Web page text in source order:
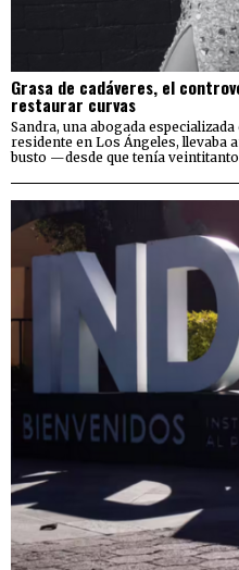
Grasa de cadáveres, el
restaurar curvas
Sandra, una abogada
residente en Los Ángeles, llevaba
busto —desde que tenía